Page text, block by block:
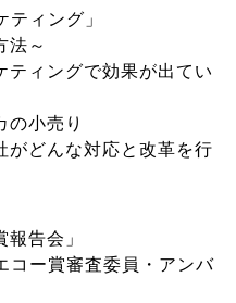
ティング」
法～
ティングで効果が出てい
の小売り
がどんな対応と改革を行
告会」
ー賞審査委員・アンバ